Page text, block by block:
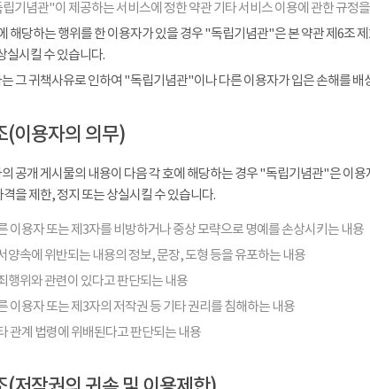
기념관"이 제공하는 서비스에 정한 약관 기타 서비스 이용에 관한 규정
해당하는 행위를 한 이용자가 있을 경우 "독립기념관"은 본 약관 제6조
실시킬 수 있습니다.
그 귀책사유로 인하여 "독립기념관"이나 다른 이용자가 입은 손해를 배
(이용자의 의무)
공개 게시물의 내용이 다음 각 호에 해당하는 경우 "독립기념관"은 이
격을 제한, 정지 또는 상실시킬 수 있습니다.
이용자 또는 제3자를 비방하거나 중상 모략으로 명예를 손상시키는 내용
양속에 위반되는 내용의 정보, 문장, 도형 등을 유포하는 내용
행위와 관련이 있다고 판단되는 내용
이용자 또는 제3자의 저작권 등 기타 권리를 침해하는 내용
관계 법령에 위배된다고 판단되는 내용